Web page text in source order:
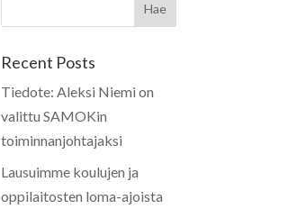
Recent Posts
Tiedote: Aleksi Niemi on
valittu SAMOKin
toiminnanjohtajaksi
Lausuimme koulujen ja
oppilaitosten loma-ajoista